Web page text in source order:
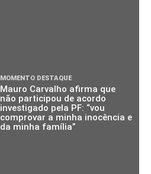
MOMENTO DESTAQUE
Mauro Carvalho afirma que
não participou de acordo
investigado pela PF: “vou
comprovar a minha inocência e
da minha família”